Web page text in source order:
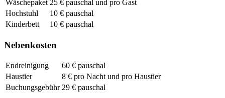
Wäschepaket 25 € pauschal und pro Gast
Hochstuhl
10 € pauschal
Kinderbett
10 € pauschal
Nebenkosten
Endreinigung
60 € pauschal
Haustier
8 € pro Nacht und pro Haustier
Buchungsgebühr 29 € pauschal